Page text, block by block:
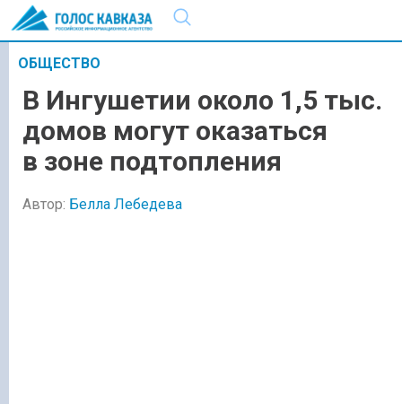
ОБЩЕСТВО
В Ингушетии около 1,5 тыс.
домов могут оказаться
в зоне подтопления
Автор: Белла Лебедева